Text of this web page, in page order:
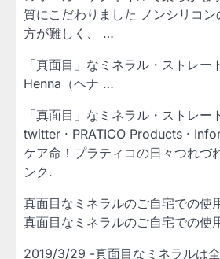
質にこだわりました ノンシリコ
方が難しく、 …
「真面目」なミネラル・ストレ
Henna（ヘナ …
「真面目」なミネラル・ストレー
twitter · PRATICO Products ·
ケア命！プラティコの日々つれづ
ンク.
真面目なミネラルのご自宅での使
真面目なミネラルのご自宅での使
2019/3/29 -真面目なミネラルは